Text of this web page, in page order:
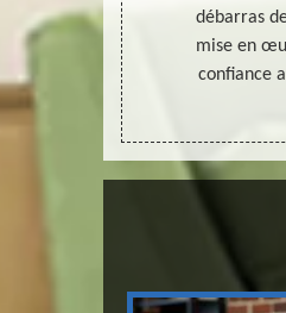
faire votre
débarras
mise en
confiance